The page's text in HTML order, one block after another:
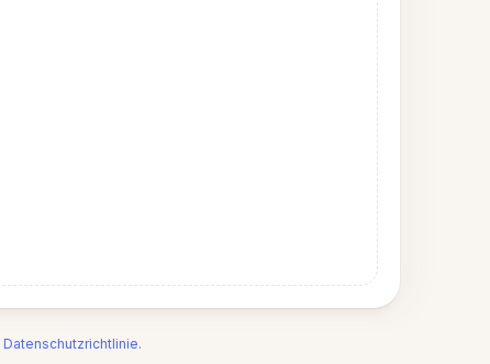
Datenschutzrichtlinie.